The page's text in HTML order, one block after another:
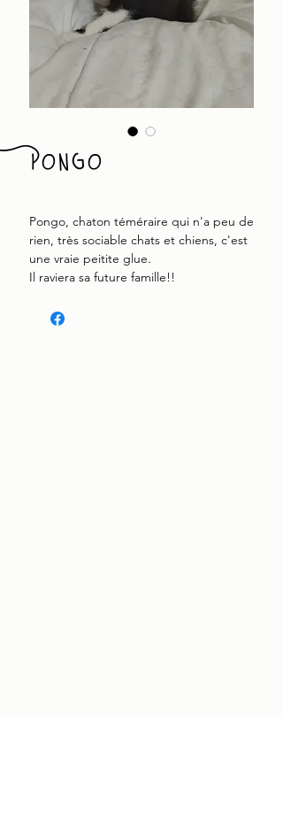
Pongo
Pongo, chaton téméraire qui n'a peu de
rien, très sociable chats et chiens, c'est
une vraie peitite glue.
Il raviera sa future famille!!